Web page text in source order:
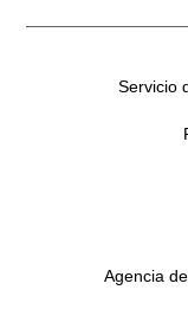
Servicio
Agencia